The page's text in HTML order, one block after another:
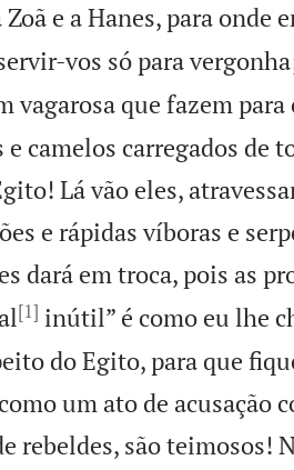
e a Hanes, para onde
vos só para
vagarosa que fazem
camelos carregados de
Lá vão eles,
e rápidas víboras e
dará em troca, pois as
[1] inútil” é como eu lhe
do Egito, para que
um ato de acusação
rebeldes, são teimosos!